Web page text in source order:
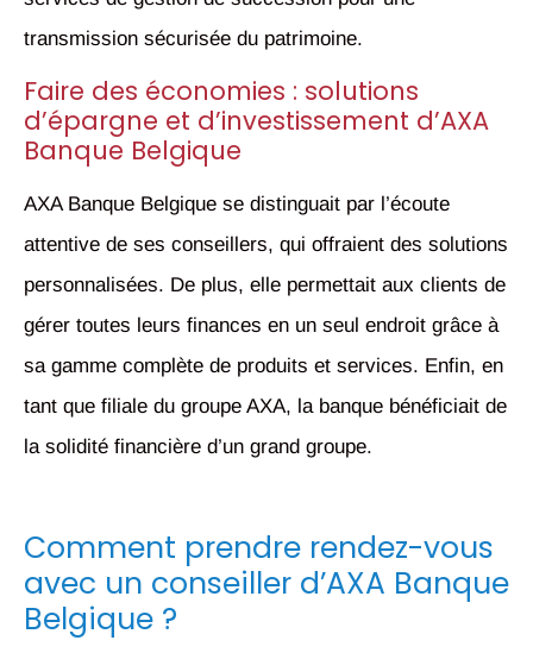
transmission sécurisée du patrimoine.
Faire des économies : solutions
d’épargne et d’investissement d’AXA
Banque Belgique
AXA Banque Belgique se distinguait par l’écoute
attentive de ses conseillers, qui offraient des solutions
personnalisées. De plus, elle permettait aux clients de
gérer toutes leurs finances en un seul endroit grâce à
sa gamme complète de produits et services. Enfin, en
tant que filiale du groupe AXA, la banque bénéficiait de
la solidité financière d’un grand groupe.
Comment prendre rendez-vous
avec un conseiller d’AXA Banque
Belgique ?